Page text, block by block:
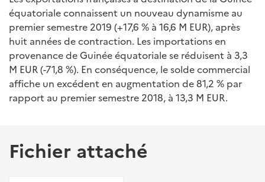
équatoriale connaissent un nouveau dynamisme au
premier semestre 2019 (+17,6 % à 16,6 M EUR), après
huit années de contraction. Les importations en
provenance de Guinée équatoriale se réduisent à 3,3
M EUR (-71,8 %). En conséquence, le solde commercial
affiche un excédent en augmentation de 81,2 % par
rapport au premier semestre 2018, à 13,3 M EUR.
Fichier attaché